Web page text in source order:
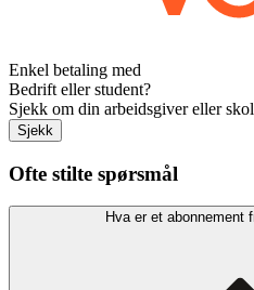
Enkel betaling med
Bedrift eller student?
Sjekk om din arbeidsgiver eller
Sjekk
Ofte stilte spørsmål
Hva er et abonnement